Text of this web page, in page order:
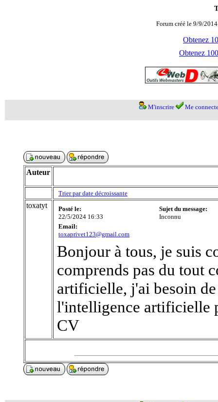
Forum créé le 9/9/
Obtenez
Obtenez
M'inscrire Me
Auteur
Trier par date décroissante
toxatyt
Posté le:
22/5/2024 16:33
Sujet du message:
Inconnu
Email:
toxaprivet123@gmail.com
Bonjour à tous, je suis
comprends pas du tout
artificielle, j'ai besoin
l'intelligence artificielle
CV